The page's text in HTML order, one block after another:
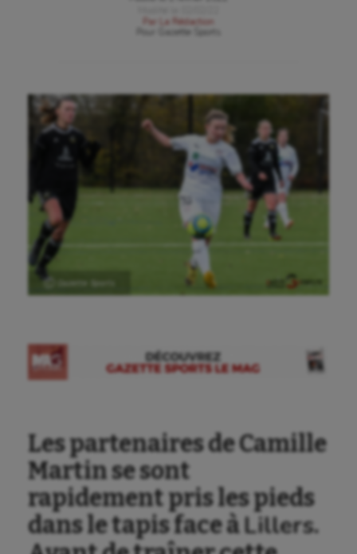
Par
La Rédaction
Gazette Sports
Les partenaires de Camille
Martin se sont
rapidement pris les pieds
dans le tapis face àLillers.